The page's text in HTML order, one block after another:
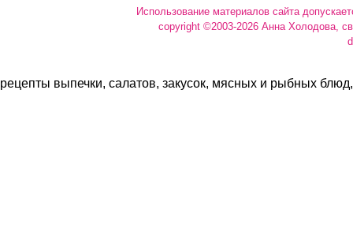
Использование материалов сайта
copyright ©2003-2026 Анна Холодова,
рецепты выпечки, салатов, закусок, мясных и рыбных